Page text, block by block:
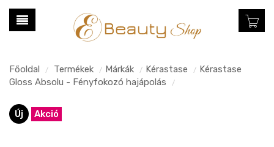
Főoldal / Termékek / Márkák / Kérastase / Kérastase
Gloss Absolu - Fényfokozó hajápolás
/
Új Akció